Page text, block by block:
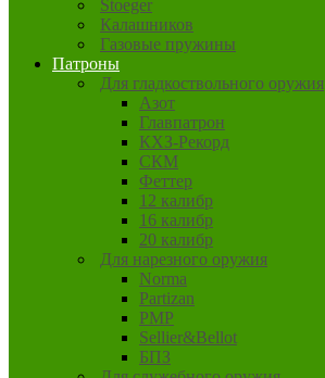
Stoeger
Калашников
Газовые пружины
Патроны
Для гладкоствольного оружия
Азот
Главпатрон
КХЗ-Рекорд
СКМ
Феттер
12 калибр
16 калибр
20 калибр
Для нарезного оружия
Norma
Partizan
PMP
Sellier&Bellot
БПЗ